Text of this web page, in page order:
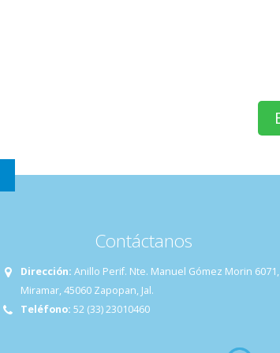
Contáctanos
Dirección: Anillo Perif. Nte. Manuel Gómez Morin 6071,
Miramar, 45060 Zapopan, Jal.
Teléfono: 52 (33) 23010460